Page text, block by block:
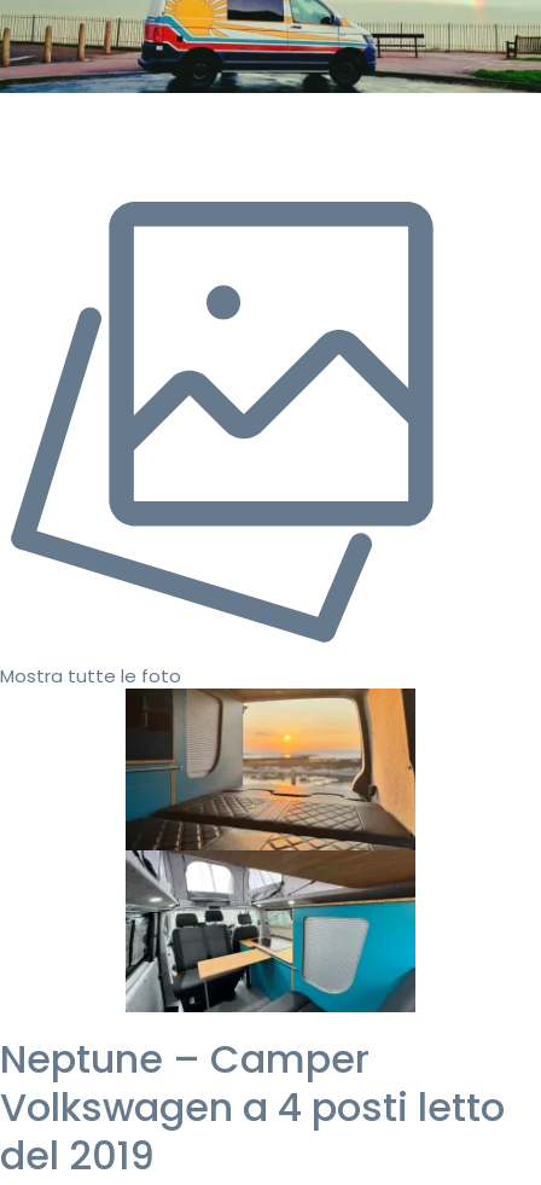
Mostra tutte le foto
Neptune – Camper
Volkswagen a 4 posti letto
del 2019